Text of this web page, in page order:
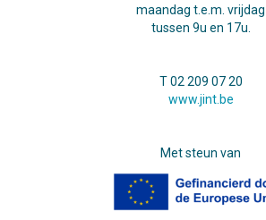
maandag t.e.m. vrijdag
tussen 9u en 17u.
T 02 209 07 20
www.jint.be
Met steun van